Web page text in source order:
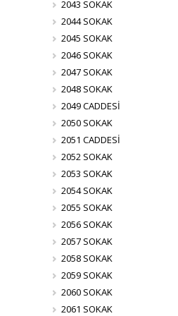
2043 SOKAK
2044 SOKAK
2045 SOKAK
2046 SOKAK
2047 SOKAK
2048 SOKAK
2049 CADDESİ
2050 SOKAK
2051 CADDESİ
2052 SOKAK
2053 SOKAK
2054 SOKAK
2055 SOKAK
2056 SOKAK
2057 SOKAK
2058 SOKAK
2059 SOKAK
2060 SOKAK
2061 SOKAK